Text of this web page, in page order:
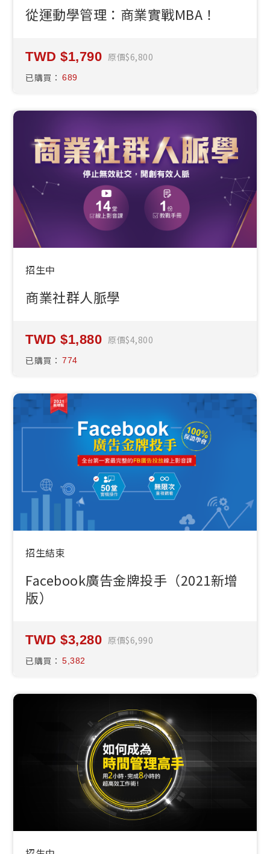
從運動學管理：商業實戰MBA！
1,790 原價 6,800
已購買： 689
招生中
商業社群人脈學
1,880 原價 4,800
已購買： 774
招生結束
Facebook廣告金牌投手（2021新增
版）
3,280 原價 6,990
已購買： 5,382